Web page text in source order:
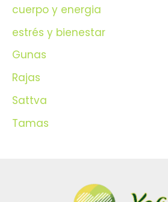
cuerpo y energia
estrés y bienestar
Gunas
Rajas
Sattva
Tamas